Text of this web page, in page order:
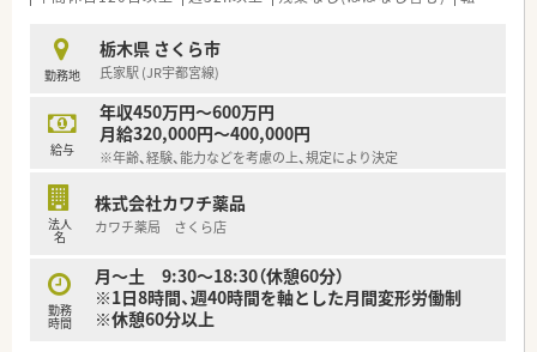
勤務地
栃木県 さくら市
氏家駅 (JR宇都宮線)
給与
年収450万円～600万円
月給320,000円～400,000円
※年齢、経験、能力などを考慮の上、規定により決定
法人
名
株式会社カワチ薬品
カワチ薬局 さくら店
勤務
時間
月～土 9:30～18:30（休憩60分）
※1日8時間、週40時間を軸とした月間変形労働制
※休憩60分以上